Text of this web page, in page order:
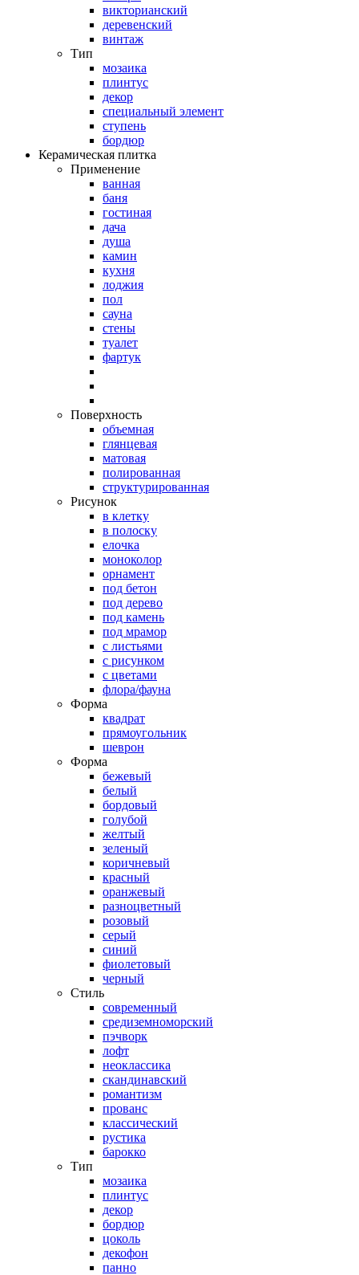
викторианский
деревенский
винтаж
Тип
мозаика
плинтус
декор
специальный элемент
ступень
бордюр
Керамическая плитка
Применение
ванная
баня
гостиная
дача
душа
камин
кухня
лоджия
пол
сауна
стены
туалет
фартук
Поверхность
объемная
глянцевая
матовая
полированная
структурированная
Рисунок
в клетку
в полоску
елочка
моноколор
орнамент
под бетон
под дерево
под камень
под мрамор
с листьями
с рисунком
с цветами
флора/фауна
Форма
квадрат
прямоугольник
шеврон
Форма
бежевый
белый
бордовый
голубой
желтый
зеленый
коричневый
красный
оранжевый
разноцветный
розовый
серый
синий
фиолетовый
черный
Стиль
современный
средиземноморский
пэчворк
лофт
неоклассика
скандинавский
романтизм
прованс
классический
рустика
барокко
Тип
мозаика
плинтус
декор
бордюр
цоколь
декофон
панно